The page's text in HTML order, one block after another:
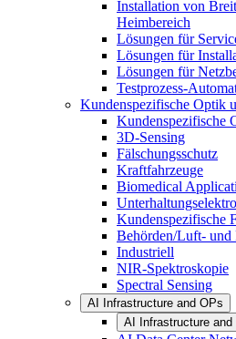
Installation von
Heimbereich
Lösungen für
Lösungen für
Lösungen für
Testprozess-
Kundenspezifische Optik
Kundenspezifische
3D-Sensing
Fälschungsschutz
Kraftfahrzeuge
Biomedical
Kundenspezifische
Behörden/Luft- und
Industriell
NIR-Spektroskopie
Spectral Sensing
AI Infrastructure and OPs
AI Infrastructure and